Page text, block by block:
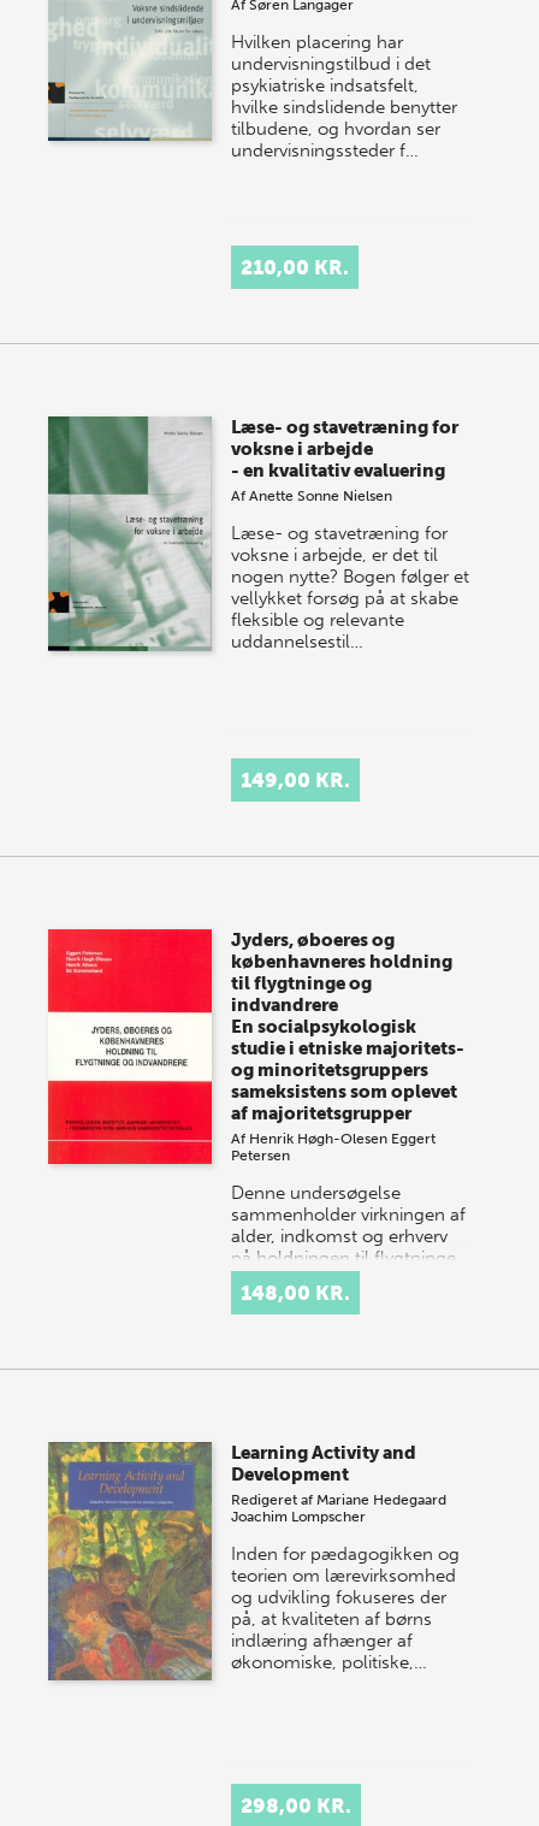
AfSøren Langager
Hvilken placering har
undervisningstilbud i det
psykiatriske indsatsfelt,
hvilke sindslidende benytter
tilbudene, og hvordan ser
undervisningssteder f…
210,00 KR.
Læse- og stavetræning for
voksne i arbejde
- en kvalitativ evaluering
AfAnette Sonne Nielsen
Læse- og stavetræning for
voksne i arbejde, er det til
nogen nytte? Bogen følger et
vellykket forsøg på at skabe
fleksible og relevante
uddannelsestil…
149,00 KR.
Jyders, øboeres og
københavneres holdning
til flygtninge og
indvandrere
En socialpsykologisk
studie i etniske majoritets-
og minoritetsgruppers
sameksistens som oplevet
af majoritetsgrupper
Af Henrik Høgh-Olesen Eggert
Petersen
Denne undersøgelse
sammenholder virkningen af
alder, indkomst og erhverv
på holdningen til flygtninge
konkluderer, at erhvervet er
148,00 KR.
Learning Activity and
Development
Redigeret af Mariane Hedegaard
Joachim Lompscher
Inden for pædagogikken og
teorien om lærevirksomhed
og udvikling fokuseres der
på, at kvaliteten af børns
indlæring afhænger af
økonomiske, politiske,…
298,00 KR.